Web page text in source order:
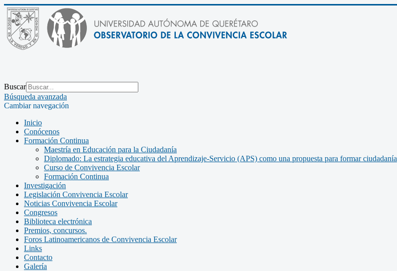
Buscar
Búsqueda avanzada
Cambiar navegación
Inicio
Conócenos
Formación Continua
Maestría en Educación para la Ciudadanía
Diplomado: La estrategia educativa del Aprendizaje-Servicio (APS) como una propuesta para formar ciudadanía
Curso de Convivencia Escolar
Formación Continua
Investigación
Legislación Convivencia Escolar
Noticias Convivencia Escolar
Congresos
Biblioteca electrónica
Premios, concursos.
Foros Latinoamericanos de Convivencia Escolar
Links
Contacto
Galería